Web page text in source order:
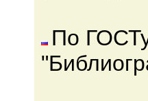
По